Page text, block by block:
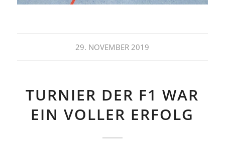
29. NOVEMBER 2019
TURNIER DER F1 WAR
EIN VOLLER ERFOLG